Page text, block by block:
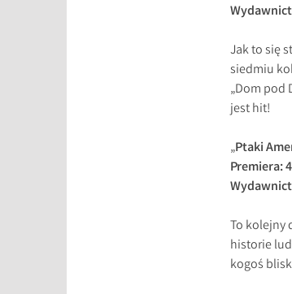
Jak to się
siedmiu
„Dom pod
jest hit!
„Ptaki
Premiera:
To kolejny
historie
kogoś